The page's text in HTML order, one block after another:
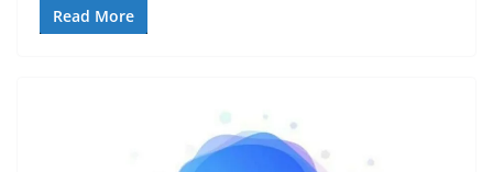
Read More